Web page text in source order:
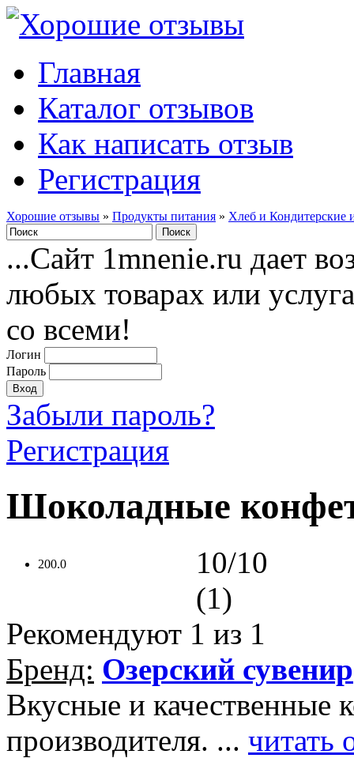
Главная
Каталог отзывов
Как написать отзыв
Регистрация
Хорошие отзывы » Продукты питания » Хлеб и Кондитерские
...Сайт 1mnenie.ru дает
любых товарах или
со всеми!
Логин
Пароль
Забыли пароль?
Регистрация
Шоколадные
200.0
10/10
(1)
Рекомендуют 1 из 1
Бренд: Озерский сувенир
Вкусные и качественные
производителя. ... читать